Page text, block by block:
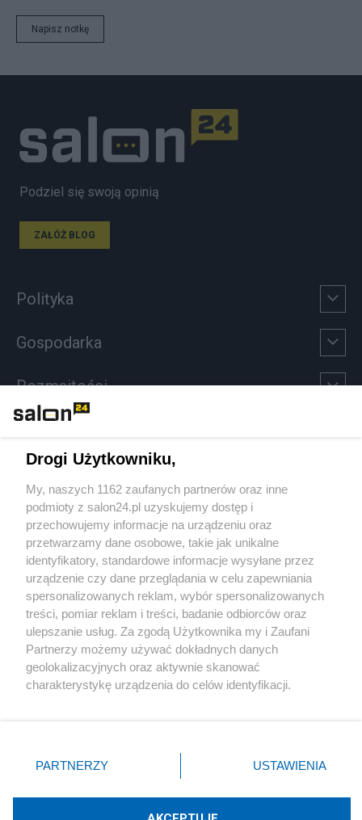
Napisz notkę
Podziel się swoją opinią
ZAŁÓŻ BLOG
Polityka
Gospodarka
Rozmaitości
Sport
Społeczeństwo
Kultura
X Facebook Instagram Youtube
Drogi Użytkowniku,
My, naszych 1162 zaufanych partnerów oraz inne
podmioty z salon24.pl uzyskujemy dostęp i
przechowujemy informacje na urządzeniu oraz
przetwarzamy dane osobowe, takie jak unikalne
identyfikatory, standardowe informacje wysyłane przez
urządzenie czy dane przeglądania w celu zapewniania
spersonalizowanych reklam, wybór spersonalizowanych
treści, pomiar reklam i treści, badanie odbiorców oraz
ulepszanie usług. Za zgodą Użytkownika my i Zaufani
Partnerzy możemy używać dokładnych danych
geolokalizacyjnych oraz aktywnie skanować
charakterystykę urządzenia do celów identyfikacji.
zmienić/wycofać klikając przycisk ustawień prywatności
znajdujący się w lewym dolnym rogu strony
rodzaje przetwarzania danych nie wymagają zgody
użytkownika, ale masz prawo sprzeciwić się takiemu
PARTNERZY USTAWIENIA